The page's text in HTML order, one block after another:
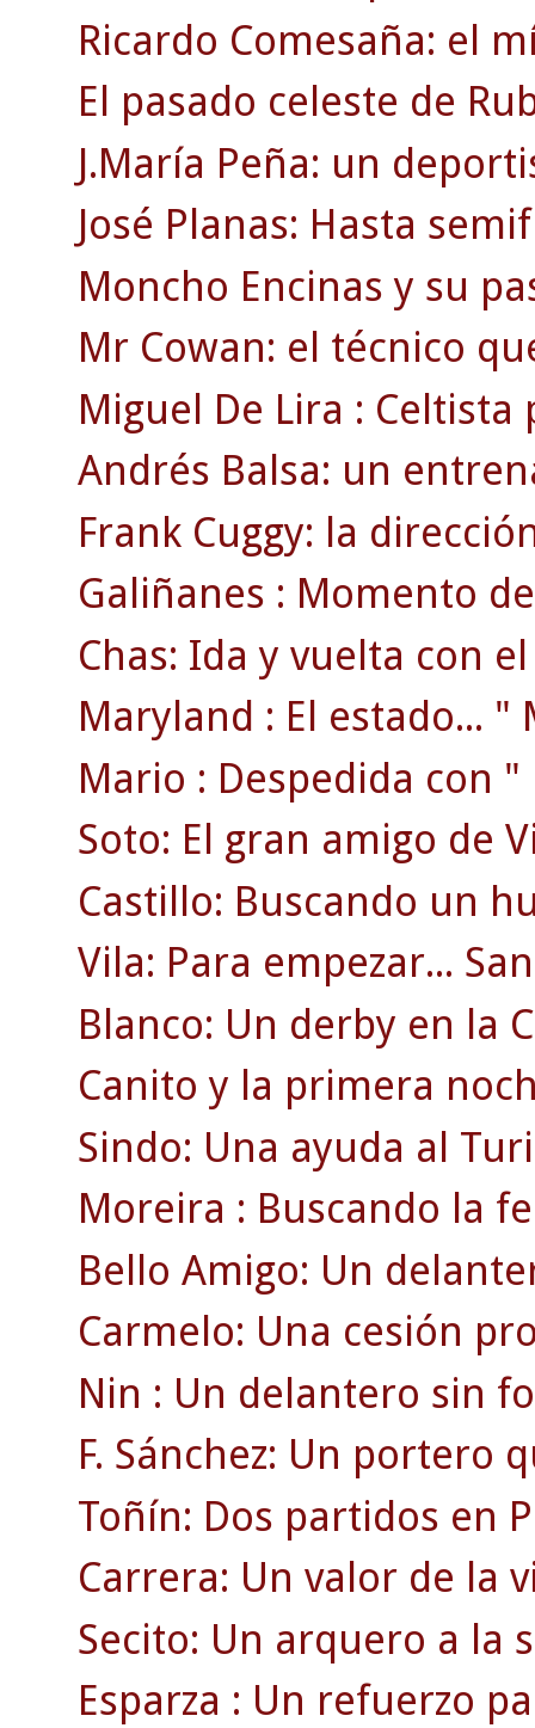
Ricardo Comesaña: el
El pasado celeste de
J.María Peña: un
José Planas: Hasta
Moncho Encinas y su
Mr Cowan: el técnico
Miguel De Lira :
Andrés Balsa: un
Frank Cuggy: la
Galiñanes : Momento
Chas: Ida y vuelta con
Maryland : El estado... "
Mario : Despedida con
Soto: El gran amigo de
Castillo: Buscando un
Vila: Para empezar...
Blanco: Un derby en la
Canito y la primera
Sindo: Una ayuda al
Moreira : Buscando la
Bello Amigo: Un
Carmelo: Una cesión
Nin : Un delantero sin
F. Sánchez: Un portero
Toñín: Dos partidos en
Carrera: Un valor de la
Secito: Un arquero a la
Esparza : Un refuerzo